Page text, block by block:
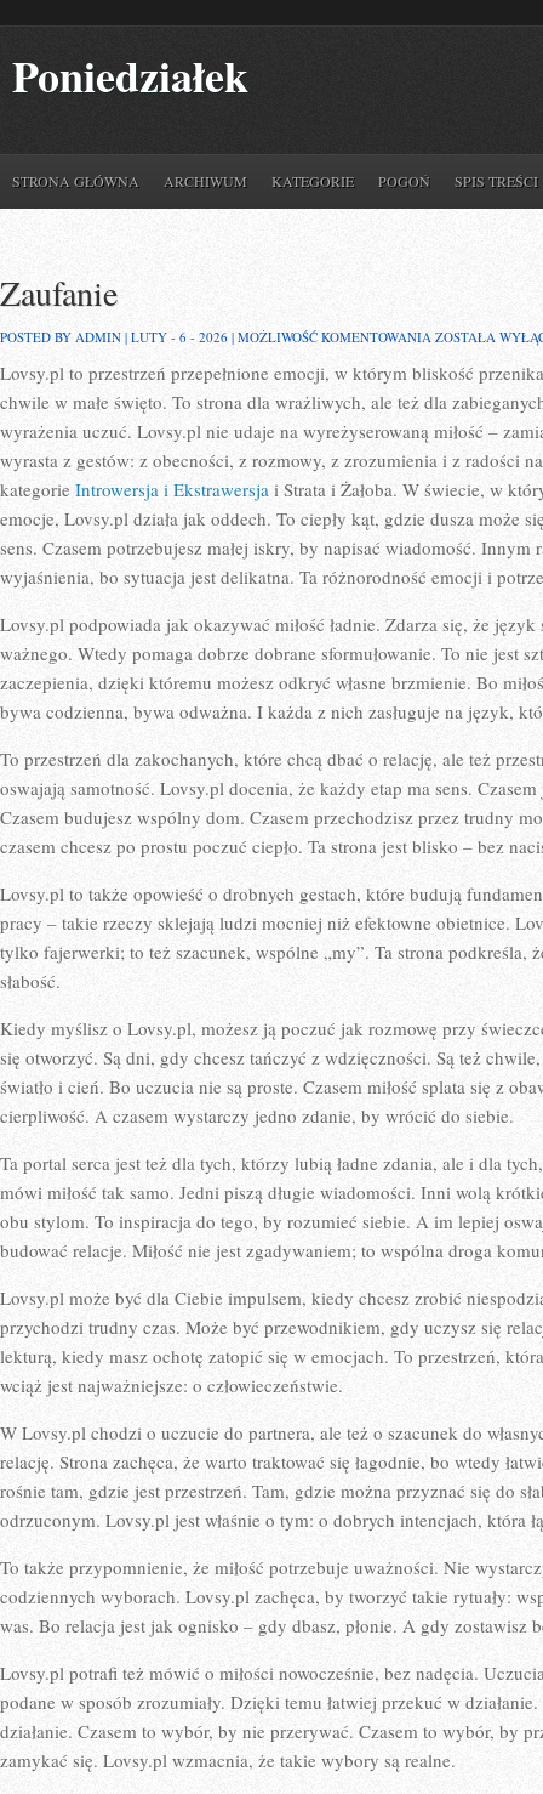
Poniedziałek
STRONA GŁÓWNA ARCHIWUM KATEGORIE POGOŃ SPIS TREŚCI
Zaufanie
POSTED BY ADMIN | LUTY - 6 - 2026 | MOŻLIWOŚĆ KOMENTOWANIA ZAUFANIE
ZOSTAŁA
Lovsy.pl to przestrzeń przepełnione emocji, w którym bliskość
chwile w małe święto. To strona dla wrażliwych, ale też dla
wyrażenia uczuć. Lovsy.pl nie udaje na wyreżyserowaną miłość –
wyrasta z gestów: z obecności, z rozmowy, z zrozumienia i z radości
kategorie Introwersja i Ekstrawersja i Strata i Żałoba. W świecie, w
emocje, Lovsy.pl działa jak oddech. To ciepły kąt, gdzie dusza może
sens. Czasem potrzebujesz małej iskry, by napisać wiadomość. Innym
wyjaśnienia, bo sytuacja jest delikatna. Ta różnorodność emocji i
Lovsy.pl podpowiada jak okazywać miłość ładnie. Zdarza się, że
ważnego. Wtedy pomaga dobrze dobrane sformułowanie. To nie jest
zaczepienia, dzięki któremu możesz odkryć własne brzmienie. Bo
bywa codzienna, bywa odważna. I każda z nich zasługuje na język,
To przestrzeń dla zakochanych, które chcą dbać o relację, ale też
oswajają samotność. Lovsy.pl docenia, że każdy etap ma sens.
Czasem budujesz wspólny dom. Czasem przechodzisz przez trudny
czasem chcesz po prostu poczuć ciepło. Ta strona jest blisko – bez
Lovsy.pl to także opowieść o drobnych gestach, które budują
pracy – takie rzeczy sklejają ludzi mocniej niż efektowne obietnice.
tylko fajerwerki; to też szacunek, wspólne „my”. Ta strona podkreśla,
słabość.
Kiedy myślisz o Lovsy.pl, możesz ją poczuć jak rozmowę przy
się otworzyć. Są dni, gdy chcesz tańczyć z wdzięczności. Są też
światło i cień. Bo uczucia nie są proste. Czasem miłość splata się z
cierpliwość. A czasem wystarczy jedno zdanie, by wrócić do siebie.
Ta portal serca jest też dla tych, którzy lubią ładne zdania, ale i dla
mówi miłość tak samo. Jedni piszą długie wiadomości. Inni wolą
obu stylom. To inspiracja do tego, by rozumieć siebie. A im lepiej
budować relacje. Miłość nie jest zgadywaniem; to wspólna droga
Lovsy.pl może być dla Ciebie impulsem, kiedy chcesz zrobić
przychodzi trudny czas. Może być przewodnikiem, gdy uczysz się
lekturą, kiedy masz ochotę zatopić się w emocjach. To przestrzeń,
wciąż jest najważniejsze: o człowieczeństwie.
W Lovsy.pl chodzi o uczucie do partnera, ale też o szacunek do
relację. Strona zachęca, że warto traktować się łagodnie, bo wtedy
rośnie tam, gdzie jest przestrzeń. Tam, gdzie można przyznać się do
odrzuconym. Lovsy.pl jest właśnie o tym: o dobrych intencjach, która
To także przypomnienie, że miłość potrzebuje uważności. Nie
codziennych wyborach. Lovsy.pl zachęca, by tworzyć takie rytuały:
was. Bo relacja jest jak ognisko – gdy dbasz, płonie. A gdy zostawisz
Lovsy.pl potrafi też mówić o miłości nowocześnie, bez nadęcia.
podane w sposób zrozumiały. Dzięki temu łatwiej przekuć w
działanie. Czasem to wybór, by nie przerywać. Czasem to wybór, by
zamykać się. Lovsy.pl wzmacnia, że takie wybory są realne.